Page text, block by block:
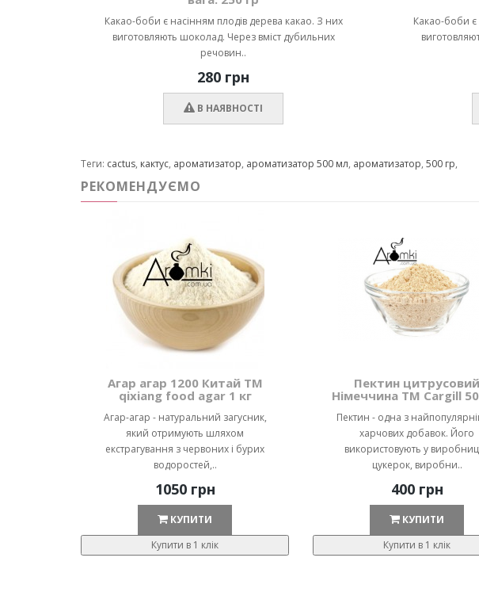
Какао-боби є насінням плодів дерева какао. З них
виготовляють шоколад. Через вміст дубильних
речовин..
280 грн
В НАЯВНОСТІ
Какао-боби є
Теги: cactus, кактус, ароматизатор, ароматизатор 500 мл, ароматизатор, 500 гр,
РЕКОМЕНДУЄМО
Агар агар 1200 Китай ТМ
qixiang food agar 1 кг
Агар-агар - натуральний загусник,
який отримують шляхом
екстрагування з червоних і бурих
водоростей,..
1050 грн
КУПИТИ
Купити в 1 клік
Пектин цитрусовий
Німеччина ТМ Cargill
Пектин - одна з
харчових добавок. Його
використовують у
цукерок, виробни..
400 грн
КУПИТИ
Купити в 1 клік